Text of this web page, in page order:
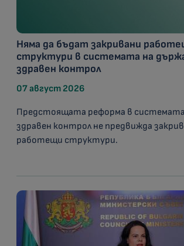
Няма да бъдат закривани
структури в системата на
здравен контрол
07 август 2026
Предстоящата реформа в
здравен контрол не предвижда
работещи структури.